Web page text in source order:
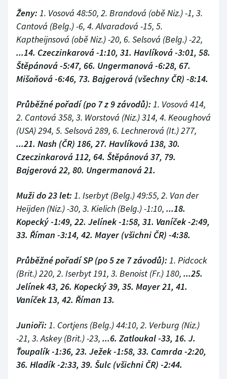
Ženy: 1. Vosová 48:50, 2. Brandová (obě Niz.) -1, 3.
Cantová (Belg.) -6, 4. Alvaradová -15, 5.
Kaptheijnsová (obě Niz.) -20, 6. Selsová (Belg.) -22,
...14. Czeczinkarová -1:10, 31. Havlíková -3:01, 58.
Štěpánová -5:47, 66. Ungermanová -6:28, 67.
Mišoňová -6:46, 73. Bajgerová (všechny ČR) -8:14.
Průběžné pořadí (po 7 z 9 závodů): 1. Vosová 414,
2. Cantová 358, 3. Worstová (Niz.) 314, 4. Keoughová
(USA) 294, 5. Selsová 289, 6. Lechnerová (It.) 277,
...21. Nash (ČR) 186, 27. Havlíková 138, 30.
Czeczinkarová 112, 64. Štěpánová 37, 79.
Bajgerová 22, 80. Ungermanová 21.
Muži do 23 let: 1. Iserbyt (Belg.) 49:55, 2. Van der
Heijden (Niz.) -30, 3. Kielich (Belg.) -1:10, ...18.
Kopecký -1:49, 22. Jelínek -1:58, 31. Vaníček -2:49,
33. Říman -3:14, 42. Mayer (všichni ČR) -4:38.
Průběžné pořadí SP (po 5 ze 7 závodů): 1. Pidcock
(Brit.) 220, 2. Iserbyt 191, 3. Benoist (Fr.) 180, ...25.
Jelínek 43, 26. Kopecký 39, 35. Mayer 21, 41.
Vaníček 13, 42. Říman 13.
Junioři: 1. Cortjens (Belg.) 44:10, 2. Verburg (Niz.)
-21, 3. Askey (Brit.) -23, ...6. Zatloukal -33, 16. J.
Ťoupalík -1:36, 23. Ježek -1:58, 33. Camrda -2:20,
36. Hladík -2:33, 39. Šulc (všichni ČR) -2:44.